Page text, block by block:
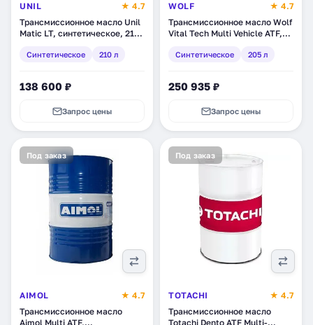
UNIL
★ 4.7
Трансмиссионное масло Unil
Matic LT, синтетическое, 210
Синтетическое 210 л
138 600 ₽
Запрос цены
WOLF
★ 4.7
Трансмиссионное масло Wolf
Vital Tech Multi Vehicle ATF,
(8304361)
Синтетическое 205 л
250 935 ₽
Запрос цены
Под заказ
AIMOL
★ 4.7
Трансмиссионное масло
Aimol Multi ATF,
Под заказ
TOTACHI
★ 4.7
Трансмиссионное масло
Totachi Dento ATF Multi-